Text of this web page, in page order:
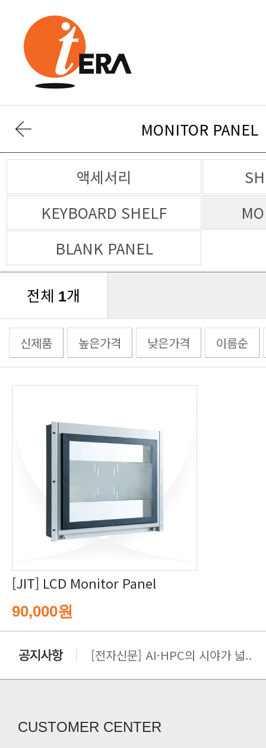
MONITOR PANEL
액세서리
KEYBOARD SHELF
BLANK PANEL
전체 1개
신제품 높은가격 낮은가격 이름순
[JIT] LCD Monitor Panel
90,000원
[전자신문] AI·HPC의 시야가 넓..
[전자신문] “민감 데이터도 안심하
CUSTOMER CENTER